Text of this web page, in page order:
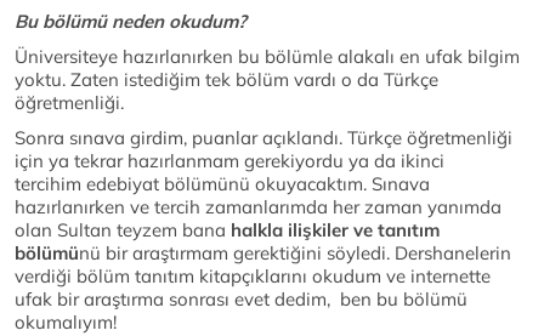
Bu bölümü neden okudum?
Üniversiteye hazırlanırken bu bölümle alakalı en ufak bilgim
yoktu. Zaten istediğim tek bölüm vardı o da Türkçe
öğretmenliği.
Sonra sınava girdim, puanlar açıklandı. Türkçe öğretmenliği
için ya tekrar hazırlanmam gerekiyordu ya da ikinci
tercihim edebiyat bölümünü okuyacaktım. Sınava
hazırlanırken ve tercih zamanlarımda her zaman yanımda
olan Sultan teyzem bana halkla ilişkiler ve tanıtım
bölümünü bir araştırmam gerektiğini söyledi. Dershanelerin
verdiği bölüm tanıtım kitapçıklarını okudum ve internette
ufak bir araştırma sonrası evet dedim, ben bu bölümü
okumalıyım!